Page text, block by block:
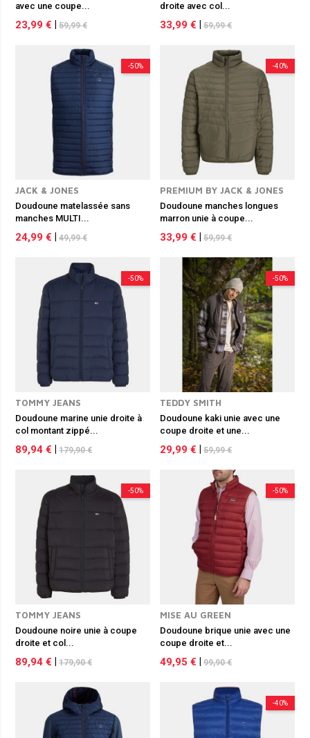
avec une coupe...
23,99 € 59,99 €
droite avec col...
33,99 € 59,99 €
-50%
JACK & JONES
Doudoune matelassée sans
manches MULTI...
24,99 € 49,99 €
-40%
PREMIUM BY JACK & JONES
Doudoune manches longues
marron unie à coupe...
33,99 € 59,99 €
-50%
TOMMY JEANS
Doudoune marine unie droite à
col montant zippé...
89,94 € 179,90 €
-50%
TEDDY SMITH
Doudoune kaki unie avec une
coupe droite et une...
29,99 € 59,99 €
-50%
TOMMY JEANS
Doudoune noire unie à coupe
droite et col...
89,94 € 179,90 €
-50%
MISE AU GREEN
Doudoune brique unie avec une
coupe droite et...
49,95 € 99,90 €
-40%